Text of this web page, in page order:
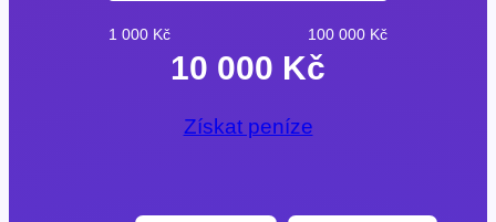
1 000 Kč 100 000 Kč
10 000 Kč
Získat peníze